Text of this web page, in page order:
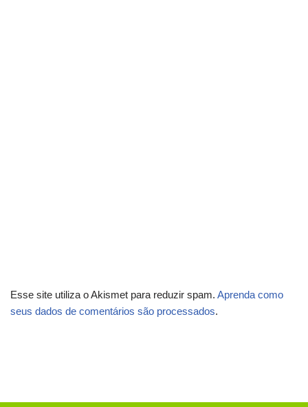
Esse site utiliza o Akismet para reduzir spam. Aprenda como
seus dados de comentários são processados.